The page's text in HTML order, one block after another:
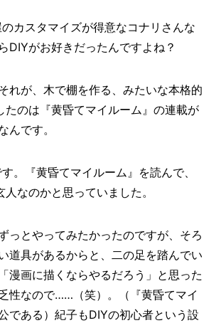
カスタマイズが得意なコナリさんな
DIYがお好きだったんですよね？
れが、木で棚を作る、みたいな本格的
たのは『黄昏てマイルーム』の連載が
んです。
。『黄昏てマイルーム』を読んで、
なのかと思っていました。
っとやってみたかったのですが、そろ
道具があるからと、二の足を踏んでい
漫画に描くならやるだろう」と思った
性なので……（笑）。（『黄昏てマイ
である）紀子もDIYの初心者という設